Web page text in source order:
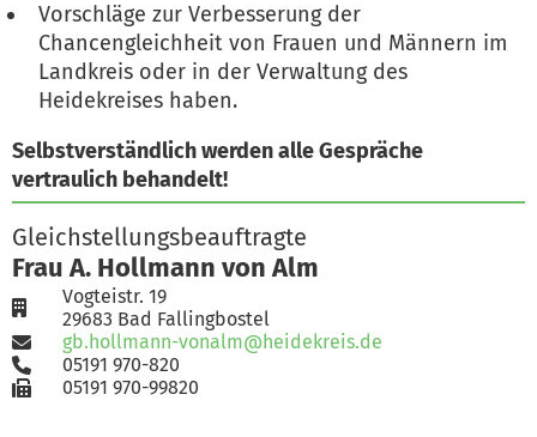
Vorschläge zur Verbesserung der
Chancengleichheit von Frauen und Männern im
Landkreis oder in der Verwaltung des
Heidekreises haben.
Selbstverständlich werden alle Gespräche
vertraulich behandelt!
Gleichstellungsbeauftragte
Frau A. Hollmann von Alm
Vogteistr. 19
29683 Bad Fallingbostel
gb.hollmann-vonalm@heidekreis.de
05191 970-820
05191 970-99820